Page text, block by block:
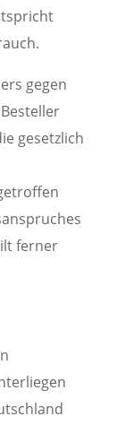
gegen
gesetzlich
ferner